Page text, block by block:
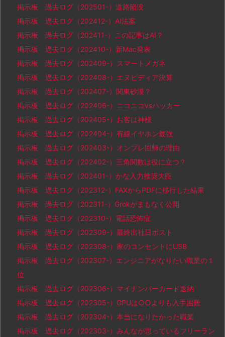
掲示板 過去ログ（202501-）道路陥没
掲示板 過去ログ（202412-）AI法案
掲示板 過去ログ（202411-）この記事はAI？
掲示板 過去ログ（202410-）新Mac発表
掲示板 過去ログ（202409-）スマートメガネ
掲示板 過去ログ（202408-）エヌビディア決算
掲示板 過去ログ（202407-）関東砂漠？
掲示板 過去ログ（202406-）ニコニコvsハッカー
掲示板 過去ログ（202405-）お客は神様
掲示板 過去ログ（202404-）有線イヤホン最強
掲示板 過去ログ（202403-）オンプレ回帰の理由
掲示板 過去ログ（202402-）三角関数は役に立つ？
掲示板 過去ログ（202401-）かな入力推奨大臣
掲示板 過去ログ（202312-）FAXからPDFに移行した結果
掲示板 過去ログ（202311-）Grokがまもなく公開
掲示板 過去ログ（202310-）電話恐怖症
掲示板 過去ログ（202309-）最終出社日ポスト
掲示板 過去ログ（202308-）家のコンセントにUSB
掲示板 過去ログ（202307-）エンジニアがなりたい職業の１
位
掲示板 過去ログ（202306-）マイナンバーカード返納
掲示板 過去ログ（202305-）GPUは○○よりも入手困難
掲示板 過去ログ（202304-）本当になりたかった職業
掲示板 過去ログ（202303-）みんなが思っているフリーラン